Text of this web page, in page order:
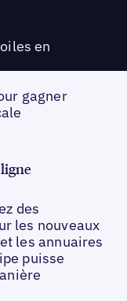
en
gagner
des
les nouveaux
les annuaires
puisse